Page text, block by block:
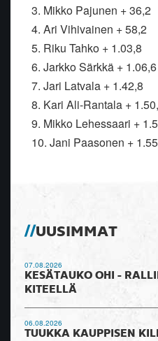
3. Mikko Pajunen + 36,2
4. Ari Vihivainen + 58,2
5. Riku Tahko + 1.03,8
6. Jarkko Särkkä + 1.06,6
7. Jari Latvala + 1.42,8
8. Kari Ali-Rantala +
9. Mikko Lehessaari +
10. Jani Paasonen +
UUSIMMAT
07.08.2026
KESÄTAUKO OHI -
KITEELLÄ
06.08.2026
TUUKKA KAUPPISEN